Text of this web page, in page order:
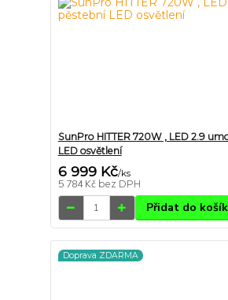
SunPro HITTER 720W , LED 2.9
LED osvětlení
6 999 Kč/ks
5 784 Kč bez DPH
Přidat do
Doprava ZDARMA